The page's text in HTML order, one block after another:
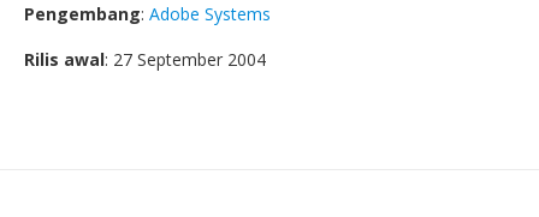
Pengembang: Adobe Systems
Rilis awal: 27 September 2004